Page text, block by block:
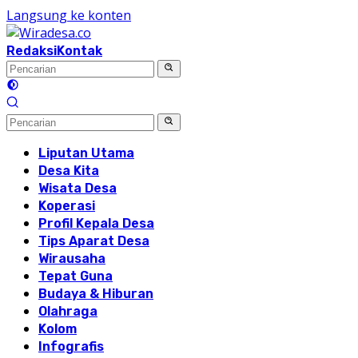
Langsung ke konten
RedaksiKontak
Liputan Utama
Desa Kita
Wisata Desa
Koperasi
Profil Kepala Desa
Tips Aparat Desa
Wirausaha
Tepat Guna
Budaya & Hiburan
Olahraga
Kolom
Infografis